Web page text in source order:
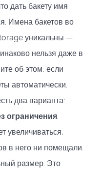
дать бакету имя
Имена бакетов во
уникальны —
нельзя даже в
об этом, если
автоматически.
два варианта:
ограничения.
увеличиваться,
в него ни помещали.
размер. Это